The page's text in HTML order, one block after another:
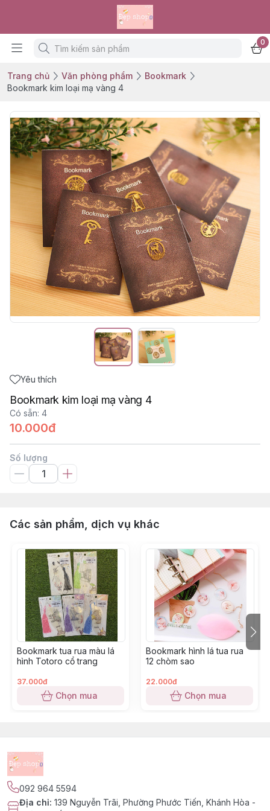
0
Trang chủ Văn phòng phẩm
Bookmark
Bookmark kim loại mạ vàng 4
Yêu thích
Bookmark kim loại mạ vàng 4
Có sẵn: 4
10.000đ
Số lượng
Các sản phẩm, dịch vụ khác
Bookmark tua rua màu lá
hình Totoro cổ trang
37.000đ
Chọn mua
Bookmark hình lá tua rua
12 chòm sao
22.000đ
Chọn mua
092 964 5594
Địa chỉ: 139 Nguyễn Trãi, Phường Phước Tiến, Khánh Hòa -